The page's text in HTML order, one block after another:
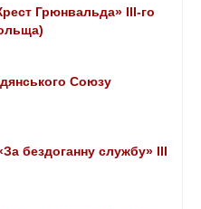
Грюнвальда» III-го
Союзу
бездоганну службу» III